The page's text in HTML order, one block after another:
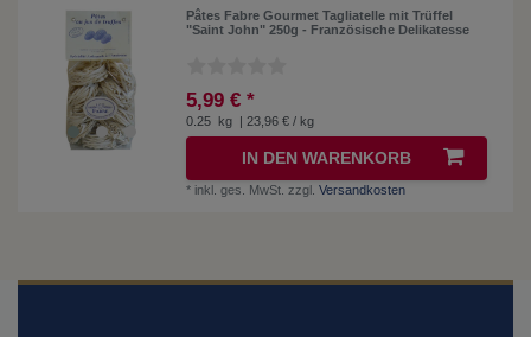
Pâtes Fabre Gourmet Tagliatelle mit Trüffel
"Saint John" 250g - Französische Delikatesse
5,99 € *
0.25 kg | 23,96 € / kg
IN DEN WARENKORB
* inkl. ges. MwSt. zzgl.Versandkosten